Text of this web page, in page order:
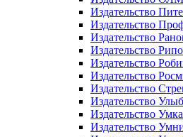
Издательство
Издательство
Издательство
Издательство
Издательство
Издательство
Издательство
Издательство
Издательство Умка
Издательство